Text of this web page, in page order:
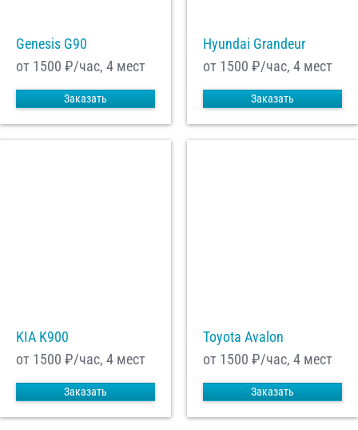
Genesis G90
от 1500 ₽/час, 4 мест
Заказать
Hyundai Grandeur
от 1500 ₽/час, 4 мест
Заказать
KIA K900
от 1500 ₽/час, 4 мест
Заказать
Toyota Avalon
от 1500 ₽/час, 4 мест
Заказать